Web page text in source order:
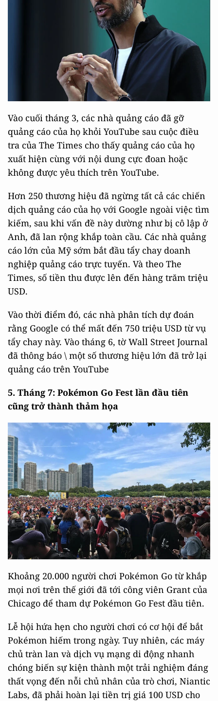
Vào cuối tháng 3, các nhà quảng cáo đã gỡ
quảng cáo của họ khỏi YouTube sau cuộc điều
tra của The Times cho thấy quảng cáo của họ
xuất hiện cùng với nội dung cực đoan hoặc
không được yêu thích trên YouTube.
Hơn 250 thương hiệu đã ngừng tất cả các chiến
dịch quảng cáo của họ với Google ngoài việc tìm
kiếm, sau khi vấn đề này dường như bị cô lập ở
Anh, đã lan rộng khắp toàn cầu. Các nhà quảng
cáo lớn của Mỹ sớm bắt đầu tẩy chay doanh
nghiệp quảng cáo trực tuyến. Và theo The
Times, số tiền thu được lên đến hàng trăm triệu
USD.
Vào thời điểm đó, các nhà phân tích dự đoán
rằng Google có thể mất đến 750 triệu USD từ vụ
tẩy chay này. Vào tháng 6, tờ Wall Street Journal
đã thông báo \ một số thương hiệu lớn đã trở lại
quảng cáo trên YouTube
5. Tháng 7: Pokémon Go Fest lần đầu tiên
cũng trở thành thảm họa
Khoảng 20.000 người chơi Pokémon Go từ khắp
mọi nơi trên thế giới đã tới công viên Grant của
Chicago để tham dự Pokémon Go Fest đầu tiên.
Lễ hội hứa hẹn cho người chơi có cơ hội để bắt
Pokémon hiếm trong ngày. Tuy nhiên, các máy
chủ tràn lan và dịch vụ mạng di động nhanh
chóng biến sự kiện thành một trải nghiệm đáng
thất vọng đến nỗi chủ nhân của trò chơi, Niantic
Labs, đã phải hoàn lại tiền trị giá 100 USD cho